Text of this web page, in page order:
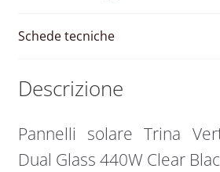
Schede tecniche
Descrizione
Pannelli solare Trina
Dual Glass 440W Clear